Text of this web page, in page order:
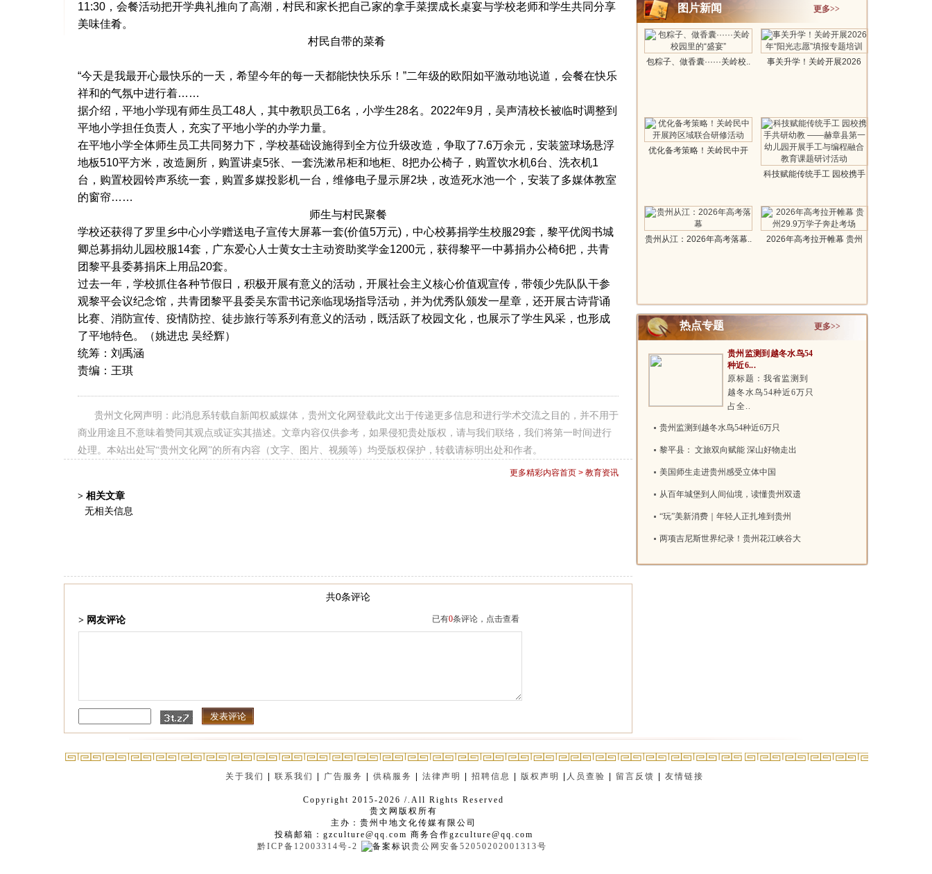
11:30，会餐活动把开学典礼推向了高潮，村民和家长把自己家的拿手菜摆成长桌宴与学校老师和学生共同分享
美味佳肴。
村民自带的菜肴
“今天是我最开心最快乐的一天，希望今年的每一天都能快快乐乐！”二年级的欧阳如平激动地说道，会餐在快乐
祥和的气氛中进行着……
据介绍，平地小学现有师生员工48人，其中教职员工6名，小学生28名。2022年9月，吴声清校长被临时调整到
平地小学担任负责人，充实了平地小学的办学力量。
在平地小学全体师生员工共同努力下，学校基础设施得到全方位升级改造，争取了7.6万余元，安装篮球场悬浮
地板510平方米，改造厕所，购置讲桌5张、一套洗漱吊柜和地柜、8把办公椅子，购置饮水机6台、洗衣机1
台，购置校园铃声系统一套，购置多媒投影机一台，维修电子显示屏2块，改造死水池一个，安装了多媒体教室
的窗帘……
师生与村民聚餐
学校还获得了罗里乡中心小学赠送电子宣传大屏幕一套(价值5万元)，中心校募捐学生校服29套，黎平优阅书城
卿总募捐幼儿园校服14套，广东爱心人士黄女士主动资助奖学金1200元，获得黎平一中募捐办公椅6把，共青
团黎平县委募捐床上用品20套。
过去一年，学校抓住各种节假日，积极开展有意义的活动，开展社会主义核心价值观宣传，带领少先队队干参
观黎平会议纪念馆，共青团黎平县委吴东雷书记亲临现场指导活动，并为优秀队颁发一星章，还开展古诗背诵
比赛、消防宣传、疫情防控、徒步旅行等系列有意义的活动，既活跃了校园文化，也展示了学生风采，也形成
了平地特色。（姚进忠 吴经辉）
统筹：刘禹涵
责编：王琪
贵州文化网声明：此消息系转载自新闻权威媒体，贵州文化网登载此文出于传递更多信息和进行学术交流之目的，并不用于
商业用途且不意味着赞同其观点或证实其描述。文章内容仅供参考，如果侵犯贵处版权，请与我们联络，我们将第一时间进行
处理。本站出处写“贵州文化网”的所有内容（文字、图片、视频等）均受版权保护，转载请标明出处和作者。
更多精彩内容首页 > 教育资讯
> 相关文章
无相关信息
共0条评论
> 网友评论 已有0条评论，点击查看
图片新闻 更多>>
包粽子、做香囊······关岭校..
事关升学！关岭开展2026
优化备考策略！关岭民中开
科技赋能传统手工 园校携手
贵州从江：2026年高考落幕..
2026年高考拉开帷幕 贵州
热点专题 更多>>
贵州监测到越冬水鸟54
种近6...
原标题：我省监测到
越冬水鸟54种近6万只
占全..
贵州监测到越冬水鸟54种近6万只
黎平县： 文旅双向赋能 深山好物走出
美国师生走进贵州感受立体中国
从百年城堡到人间仙境，读懂贵州双遗
“玩”美新消费｜年轻人正扎堆到贵州
两项吉尼斯世界纪录！贵州花江峡谷大
关于我们 联系我们 广告服务 供稿服务 法律声明 招聘信息 版权声明 人员查验 留言反馈 友情链接
Copyright 2015-2026 /.All Rights Reserved
贵文网版权所有
主办：贵州中地文化传媒有限公司
投稿邮箱：gzculture@qq.com 商务合作gzculture@qq.com
黔ICP备12003314号-2
贵公网安备52050202001313号